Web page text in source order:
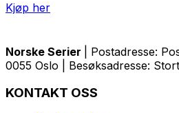
Kjøp her
Norske Serier
| Postadresse:
0055 Oslo | Besøksadresse:
KONTAKT OSS